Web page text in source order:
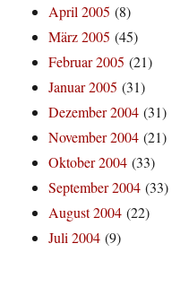
April 2005 (8)
März 2005 (45)
Februar 2005 (21)
Januar 2005 (31)
Dezember 2004 (31)
November 2004 (21)
Oktober 2004 (33)
September 2004 (33)
August 2004 (22)
Juli 2004 (9)